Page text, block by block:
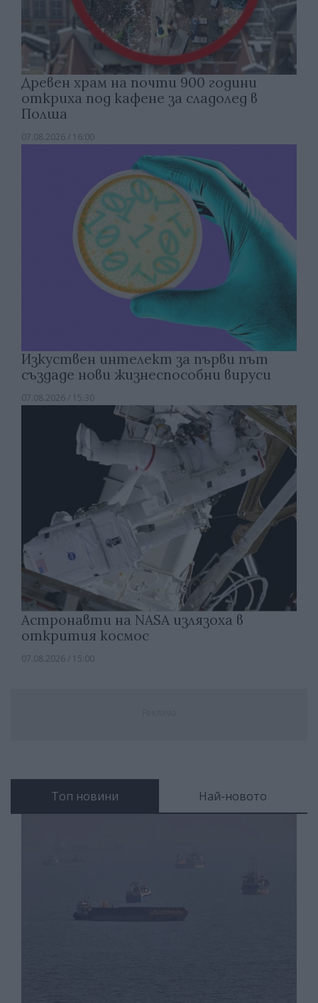
Древен храм на почти 900 години
откриха под кафене за сладолед в
Полша
07.08.2026 / 16:00
Изкуствен интелект за първи път
създаде нови жизнеспособни вируси
07.08.2026 / 15:30
Астронавти на NASA излязоха в
открития космос
07.08.2026 / 15:00
Топ новини Най-новото